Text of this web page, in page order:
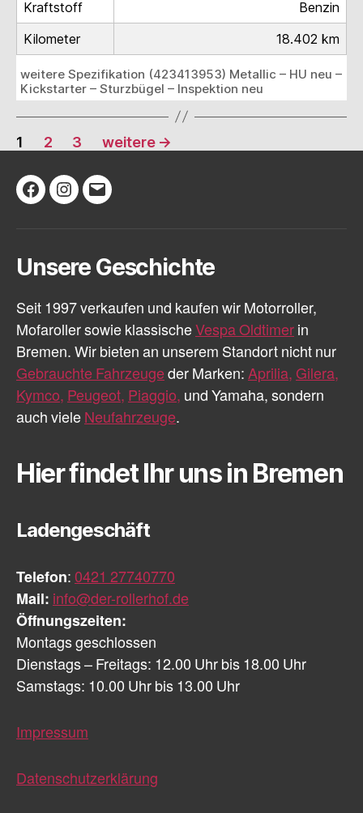
Kraftstoff
Benzin
Kilometer
18.402 km
weitere Spezifikation (423413953) Metallic – HU neu –
Kickstarter – Sturzbügel – Inspektion neu
Seitennummerierung
der
Beiträge
1 2 3 weitere →
Facebook
Instagram
E-
Unsere Geschichte
Seit 1997 verkaufen und kaufen wir Motorroller,
Mofaroller sowie klassischeVespa Oldtimer in
Bremen. Wir bieten an unserem Standort nicht nur
Gebrauchte Fahrzeugeder Marken: Aprilia, Gilera,
Kymco, Peugeot, Piaggio, und Yamaha, sondern
auch viele Neufahrzeuge.
Hier findet Ihr uns in Bremen
Ladengeschäft
Telefon: 0421 27740770
Mail: info@der-rollerhof.de
Öffnungszeiten:
Montags geschlossen
Dienstags – Freitags: 12.00 Uhr bis 18.00 Uhr
Samstags: 10.00 Uhr bis 13.00 Uhr
Impressum
Datenschutzerklärung